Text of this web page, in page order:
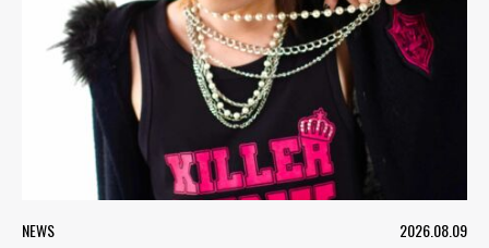
NEWS 2026.08.09